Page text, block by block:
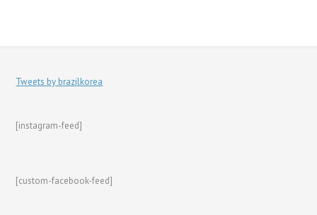
Tweets by brazilkorea
[instagram-feed]
[custom-facebook-feed]